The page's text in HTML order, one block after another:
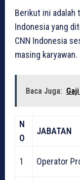
Berikut ini adalah
Indonesia yang
CNN Indonesia
masing karyawan.
Baca Juga:
N
O
JABATAN
1 Operator